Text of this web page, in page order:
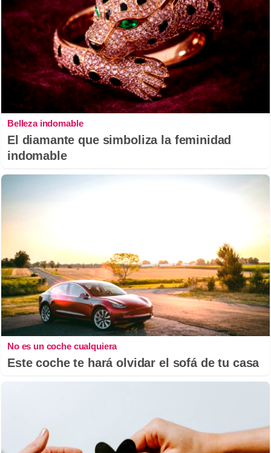
Belleza indomable
El diamante que simboliza la feminidad
indomable
No es un coche cualquiera
Este coche te hará olvidar el sofá de tu casa